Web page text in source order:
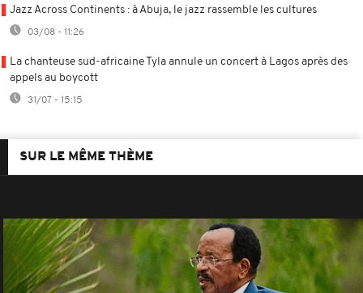
Jazz Across Continents : à Abuja, le jazz rassemble les cultures
03/08 - 11:26
La chanteuse sud-africaine Tyla annule un concert à Lagos après des
appels au boycott
31/07 - 15:15
SUR LE MÊME THÈME